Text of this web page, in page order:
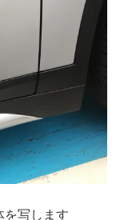
を写します